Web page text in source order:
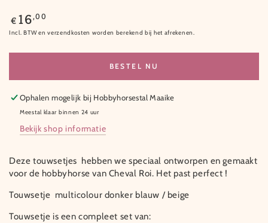
Normale
prijs
€ 16,00
Incl. BTW en verzendkosten worden berekend bij het afrekenen.
BESTEL NU
Ophalen mogelijk bij Hobbyhorsestal Maaike
Meestal klaar binnen 24 uur
Bekijk shop informatie
Deze touwsetjes hebben we speciaal ontworpen en gemaakt
voor de hobbyhorse van Cheval Roi. Het past perfect !
Touwsetje multicolour donker blauw / beige
Touwsetje is een compleet set van: